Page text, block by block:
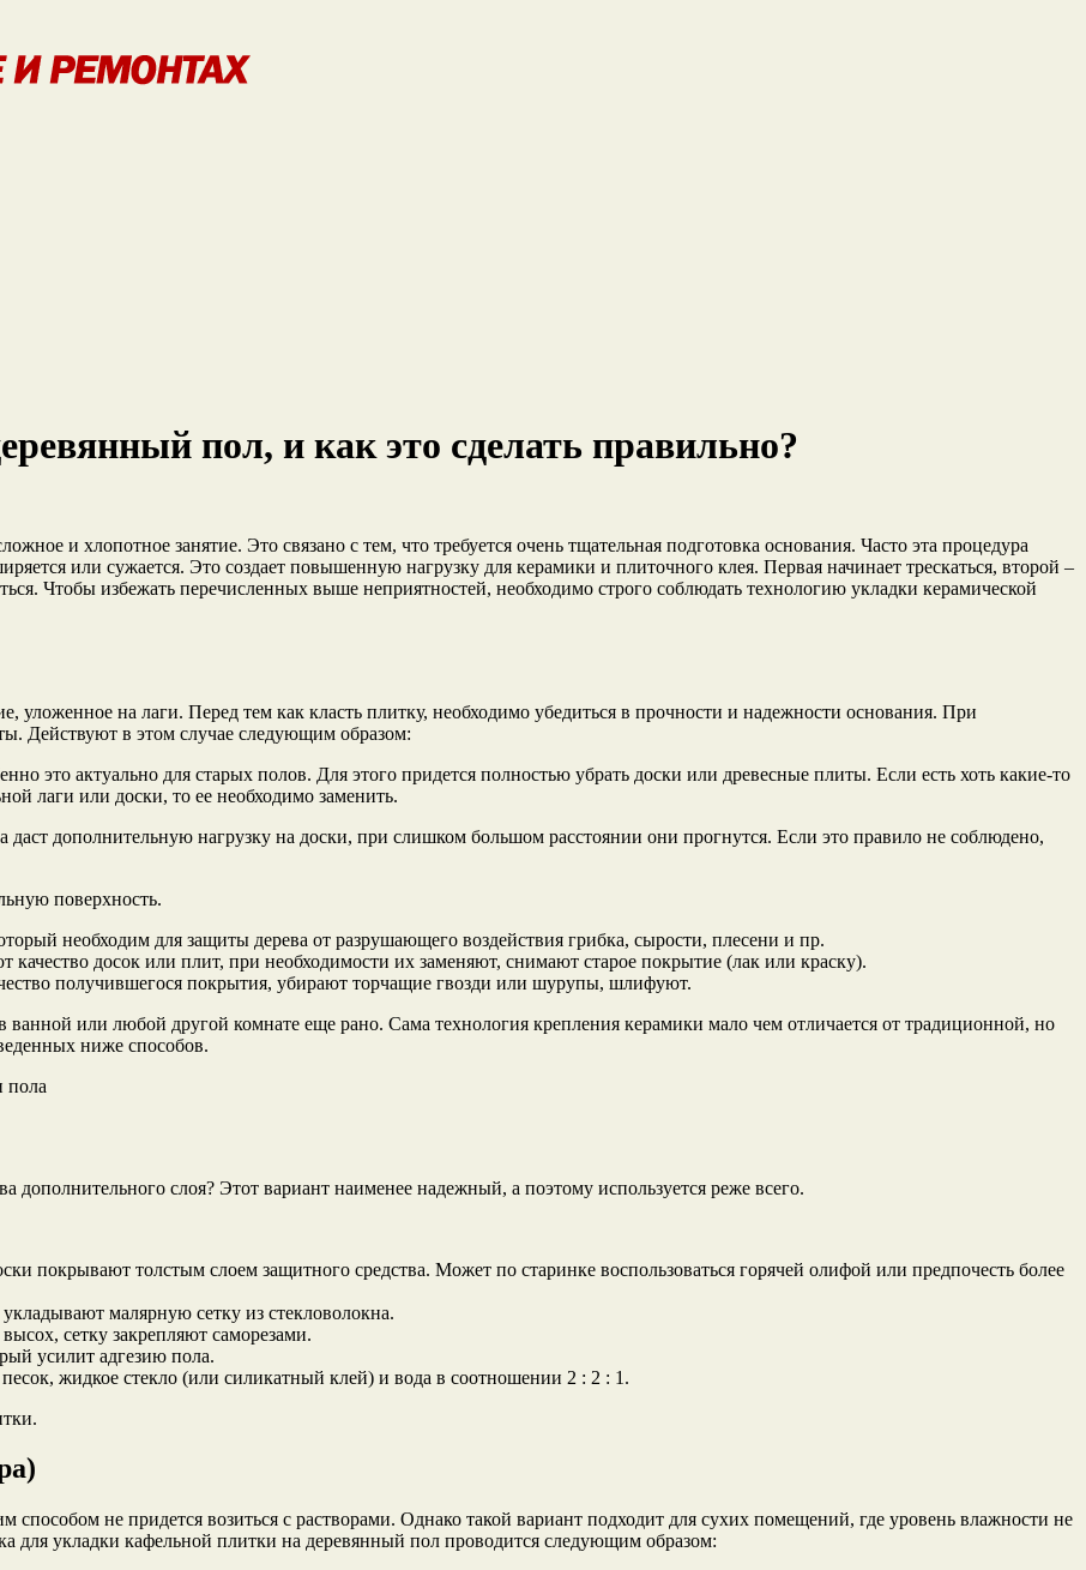
пол, и как это сделать правильно?
и хлопотное занятие. Это связано с тем, что требуется очень тщательная подготовка основания. Часто эта процедура
или сужается. Это создает повышенную нагрузку для керамики и плиточного клея. Первая начинает трескаться, второй –
Чтобы избежать перечисленных выше неприятностей, необходимо строго соблюдать технологию укладки керамической
уложенное на лаги. Перед тем как класть плитку, необходимо убедиться в прочности и надежности основания. При
Действуют в этом случае следующим образом:
это актуально для старых полов. Для этого придется полностью убрать доски или древесные плиты. Если есть хоть какие-то
лаги или доски, то ее необходимо заменить.
дополнительную нагрузку на доски, при слишком большом расстоянии они прогнутся. Если это правило не соблюдено,
поверхность.
необходим для защиты дерева от разрушающего воздействия грибка, сырости, плесени и пр.
качество досок или плит, при необходимости их заменяют, снимают старое покрытие (лак или краску).
получившегося покрытия, убирают торчащие гвозди или шурупы, шлифуют.
или любой другой комнате еще рано. Сама технология крепления керамики мало чем отличается от традиционной, но
ниже способов.
дополнительного слоя? Этот вариант наименее надежный, а поэтому используется реже всего.
покрывают толстым слоем защитного средства. Может по старинке воспользоваться горячей олифой или предпочесть более
малярную сетку из стекловолокна.
сетку закрепляют саморезами.
усилит адгезию пола.
жидкое стекло (или силикатный клей) и вода в соотношении 2 : 2 : 1.
не придется возиться с растворами. Однако такой вариант подходит для сухих помещений, где уровень влажности не
для укладки кафельной плитки на деревянный пол проводится следующим образом: